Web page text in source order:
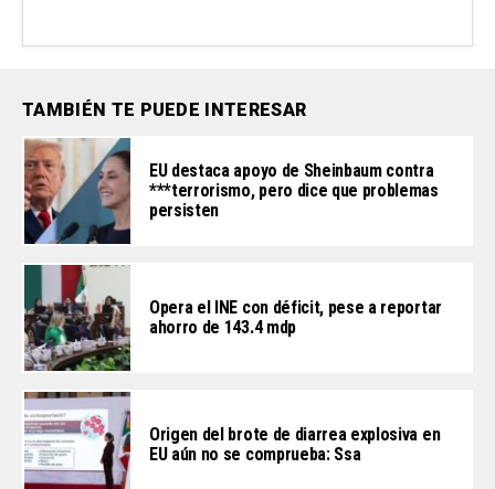
TAMBIÉN TE PUEDE INTERESAR
EU destaca apoyo de Sheinbaum contra
***terrorismo, pero dice que problemas
persisten
Opera el INE con déficit, pese a reportar
ahorro de 143.4 mdp
Origen del brote de diarrea explosiva en
EU aún no se comprueba: Ssa